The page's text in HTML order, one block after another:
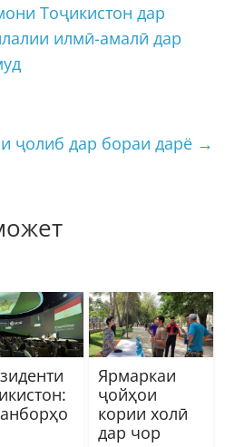
Тоҷикистон дар
илмӣ-амалӣ дар
ҷолиб дар бораи дарё →
Ярмаркаи
ҷойҳои
кории холӣ
дар чор